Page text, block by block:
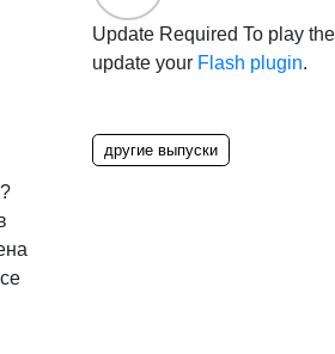
Update Required To play
update your Flash plugin.
другие выпуски